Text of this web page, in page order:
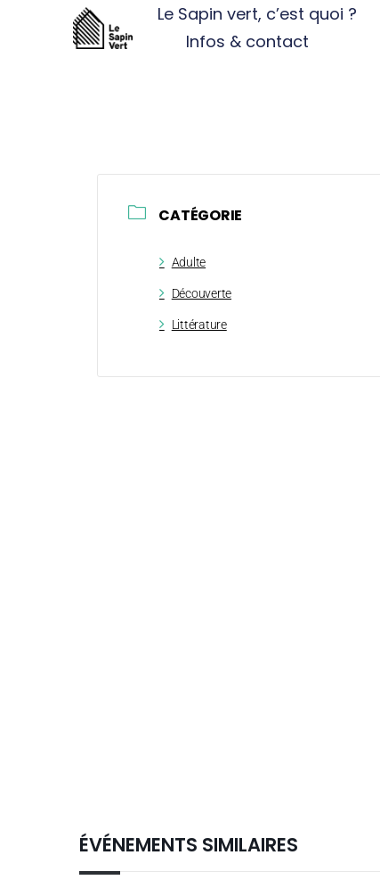
Le Sapin vert, c’est quoi ?
Infos & contact
CATÉGORIE
Adulte
Découverte
Littérature
ÉVÉNEMENTS SIMILAIRES